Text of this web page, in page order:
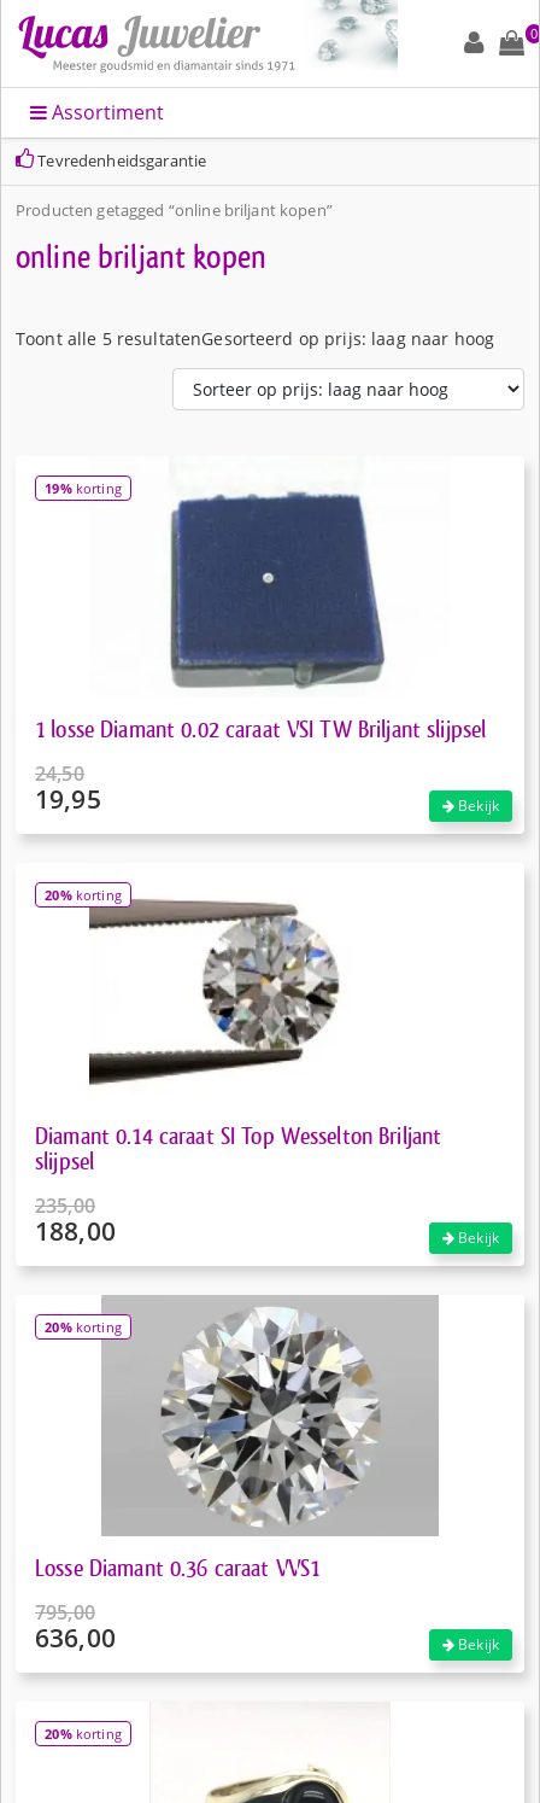
0
Assortiment
Tevredenheidsgarantie
Producten getagged “online briljant kopen”
online briljant kopen
Toont alle 5 resultatenGesorteerd op prijs: laag naar hoog
19%korting
1 losse Diamant 0.02 caraat VSI TW Briljant slijpsel
24,50
Oorspronkelijke
19,95
is:
€19,95.
Bekijk
20%korting
Diamant 0.14 caraat SI Top Wesselton Briljant
slijpsel
235,00
Oorspronkelijke
188,00
is:
€188,00.
Bekijk
20%korting
Losse Diamant 0.36 caraat VVS1
795,00
Oorspronkelijke
636,00
is:
€636,00.
Bekijk
20%korting